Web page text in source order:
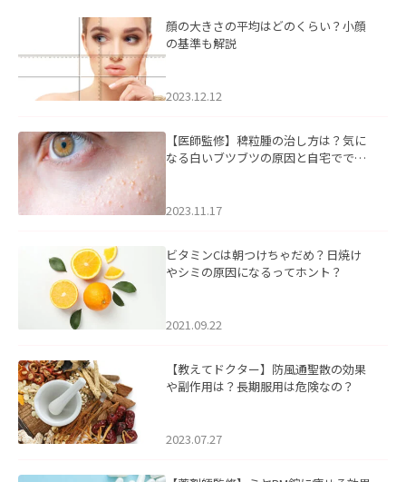
顔の大きさの平均はどのくらい？小顔
の基準も解説
2023.12.12
【医師監修】稗粒腫の治し方は？気に
なる白いブツブツの原因と自宅ででき
2023.11.17
ビタミンCは朝つけちゃだめ？日焼け
やシミの原因になるってホント？
2021.09.22
【教えてドクター】防風通聖散の効果
や副作用は？長期服用は危険なの？
2023.07.27